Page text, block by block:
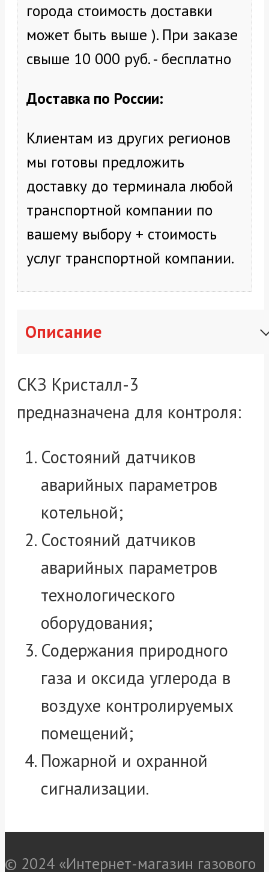
города стоимость доставки
может быть выше ). При заказе
свыше 10 000 руб. - бесплатно
Доставка по России:
Клиентам из других регионов
мы готовы предложить
доставку до терминала любой
транспортной компании по
вашему выбору + стоимость
услуг транспортной компании.
Описание
СКЗ Кристалл-3
предназначена для контроля:
Состояний датчиков
аварийных параметров
котельной;
Состояний датчиков
аварийных параметров
технологического
оборудования;
Содержания природного
газа и оксида углерода в
воздухе контролируемых
помещений;
Пожарной и охранной
сигнализации.
© 2024 «Интернет-магазин газового